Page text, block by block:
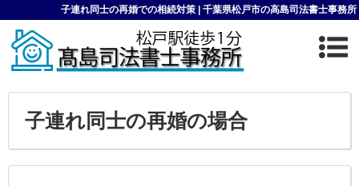
子連れ同士の再婚での相続対策 | 千葉県松戸市の高島司法書士事務所
子連れ同士の再婚の場合